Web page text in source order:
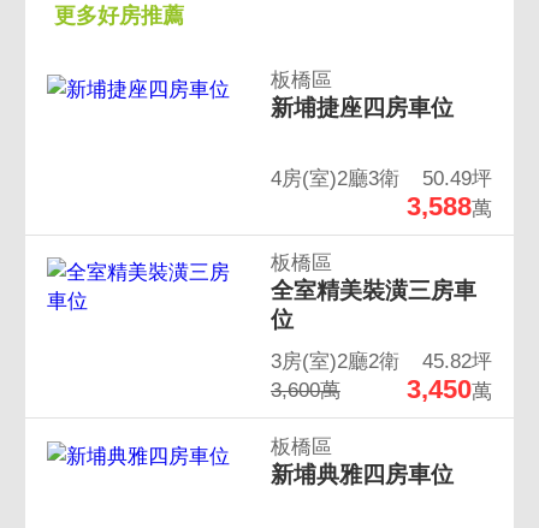
更多好房推薦
板橋區
新埔捷座四房車位
4房(室)2廳3衛 50.49坪
3,588萬
板橋區
全室精美裝潢三房車
位
3房(室)2廳2衛
45.82坪
3,600萬
3,450萬
板橋區
新埔典雅四房車位